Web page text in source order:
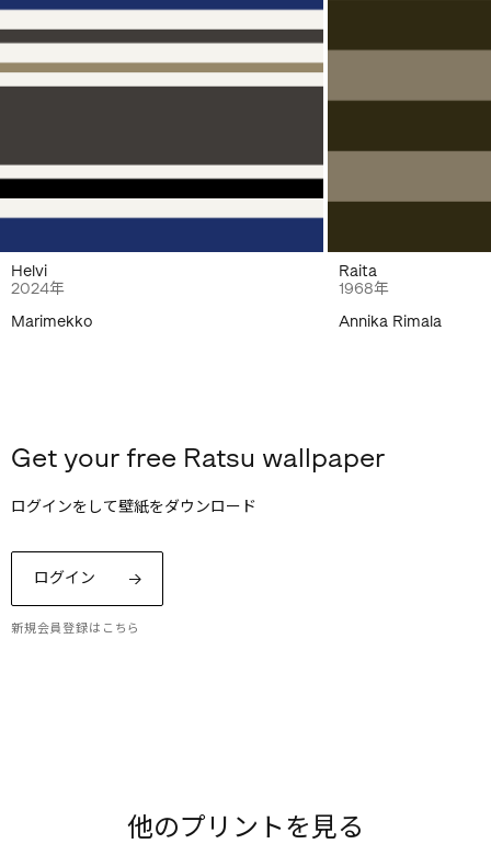
Helvi
2024年
Marimekko
Raita
1968年
Annika Rimala
Get your free Ratsu wallpaper
ログインをして壁紙をダウンロード
ログイン
新規会員登録はこちら
つわるストーリーをお楽しみください。
他のプリントを見る